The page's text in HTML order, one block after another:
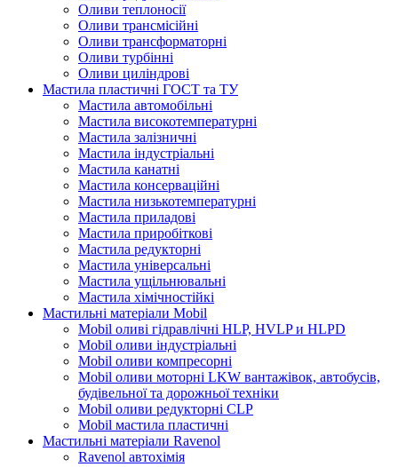
Оливи теплоносії
Оливи трансмісійні
Оливи трансформаторні
Оливи турбінні
Оливи циліндрові
Мастила пластичні ГОСТ та ТУ
Мастила автомобільні
Мастила високотемпературні
Мастила залізничні
Мастила індустріальні
Мастила канатні
Мастила консерваційні
Мастила низькотемпературні
Мастила приладові
Мастила приробіткові
Мастила редукторні
Мастила універсальні
Мастила ущільнювальні
Мастила хімічностійкі
Мастильні матеріали Mobil
Mobil оливі гідравлічні HLP, HVLP и HLPD
Mobil оливи індустріальні
Mobil оливи компресорні
Mobil оливи моторні LKW вантажівок, автобусів,
будівельної та дорожньої техніки
Mobil оливи редукторні CLP
Mobil мастила пластичні
Мастильні матеріали Ravenol
Ravenol автохімія